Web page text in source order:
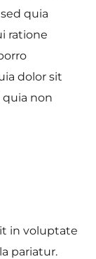
quia
ratione
dolor sit
quia non
in voluptate
pariatur.